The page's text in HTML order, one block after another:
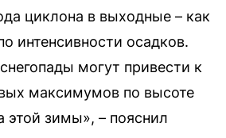
циклона в выходные – как
интенсивности осадков.
могут привести к
максимумов по высоте
этой зимы», – пояснил